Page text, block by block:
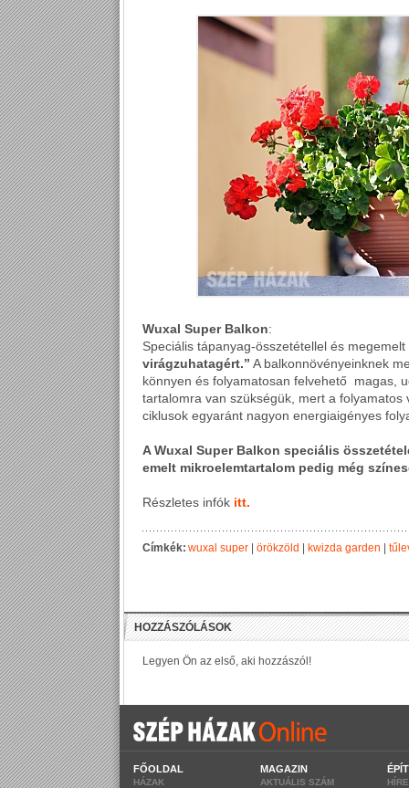
Wuxal Super Balkon
Speciális tápanyag-összetétellel és
virágzuhatagért.” A balkonnövényeinknek
könnyen és folyamatosan felvehető magas,
tartalomra van szükségük, mert a
ciklusok egyaránt nagyon energiaigényes
A Wuxal Super Balkon speciális
emelt mikroelemtartalom pedig még
Részletes infók itt.
Címkék:wuxal super örökzöld kwizda garden
FŐOLDAL
HÁZAK
MAGAZIN
AKTUÁLIS SZÁM